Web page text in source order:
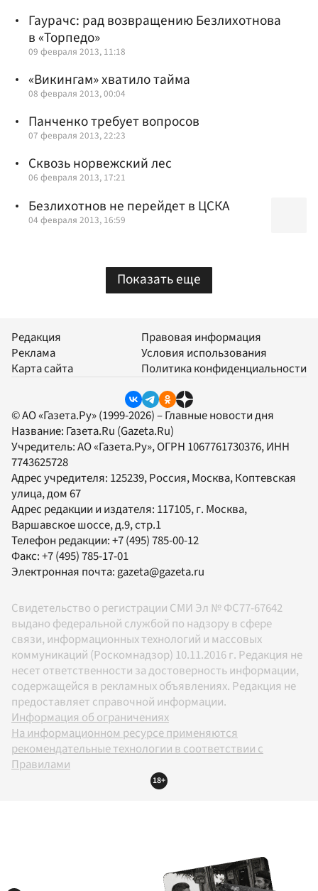
Гаурачс: рад возвращению Безлихотнова
в «Торпедо»
09 февраля 2013, 11:18
«Викингам» хватило тайма
08 февраля 2013, 00:04
Панченко требует вопросов
07 февраля 2013, 22:23
Сквозь норвежский лес
06 февраля 2013, 17:21
Безлихотнов не перейдет в ЦСКА
04 февраля 2013, 16:59
Показать еще
Редакция
Реклама
Карта сайта
Правовая информация
Условия использования
Политика конфиденциальности
© АО «Газета.Ру» (1999-2026) – Главные новости дня
Название: Газета.Ru (Gazeta.Ru)
Учредитель:АО «Газета.Ру», ОГРН 1067761730376, ИНН
7743625728
Адрес учредителя: 125239, Россия, Москва, Коптевская
улица, дом 67
Адрес редакции и издателя: 117105, г. Москва,
Варшавское шоссе, д.9, стр.1
Телефон редакции:+7 (495) 785-00-12
Факс:+7 (495) 785-17-01
Электронная почта:gazeta@gazeta.ru
Свидетельство о регистрации СМИ Эл № ФС77-67642
выдано федеральной службой по надзору в сфере
связи, информационных технологий и массовых
коммуникаций (Роскомнадзор) 10.11.2016 г. Редакция не
несет ответственности за достоверность информации,
содержащейся в рекламных объявлениях. Редакция не
предоставляет справочной информации.
Информация об ограничениях
На информационном ресурсе применяются
рекомендательные технологии в соответствии с
Правилами
18+